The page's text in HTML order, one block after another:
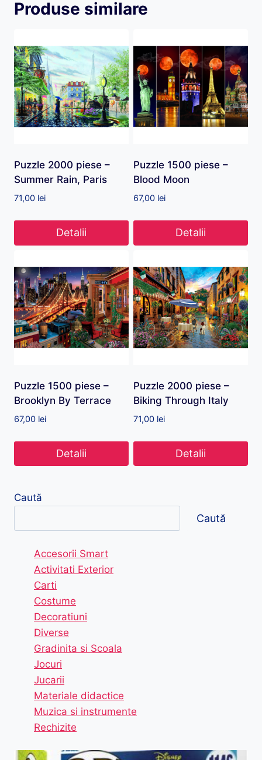
Produse similare
Puzzle 2000 piese –
Summer Rain, Paris
71,00 lei
Detalii
Puzzle 1500 piese –
Blood Moon
67,00 lei
Detalii
Puzzle 1500 piese –
Brooklyn By Terrace
67,00 lei
Detalii
Puzzle 2000 piese –
Biking Through Italy
71,00 lei
Detalii
Caută
Caută
Accesorii Smart
Activitati Exterior
Carti
Costume
Decoratiuni
Diverse
Gradinita si Scoala
Jocuri
Jucarii
Materiale didactice
Muzica si instrumente
Rechizite